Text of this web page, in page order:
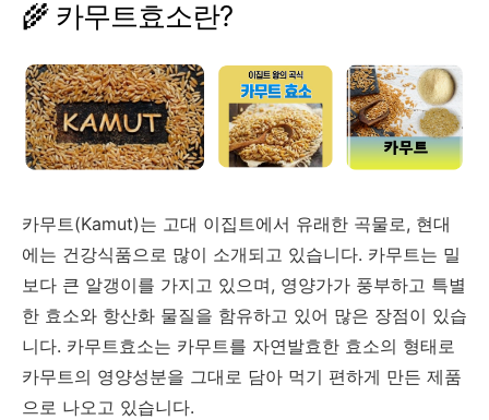
🌾 카무트효소란?
카무트(Kamut)는 고대 이집트에서 유래한 곡물로, 현대
에는 건강식품으로 많이 소개되고 있습니다. 카무트는 밀
보다 큰 알갱이를 가지고 있으며, 영양가가 풍부하고 특별
한 효소와 항산화 물질을 함유하고 있어 많은 장점이 있습
니다. 카무트효소는 카무트를 자연발효한 효소의 형태로
카무트의 영양성분을 그대로 담아 먹기 편하게 만든 제품
으로 나오고 있습니다.